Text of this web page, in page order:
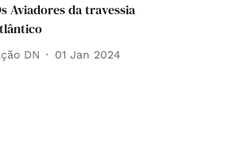
Aviadores da travessia
DN 01 Jan 2024